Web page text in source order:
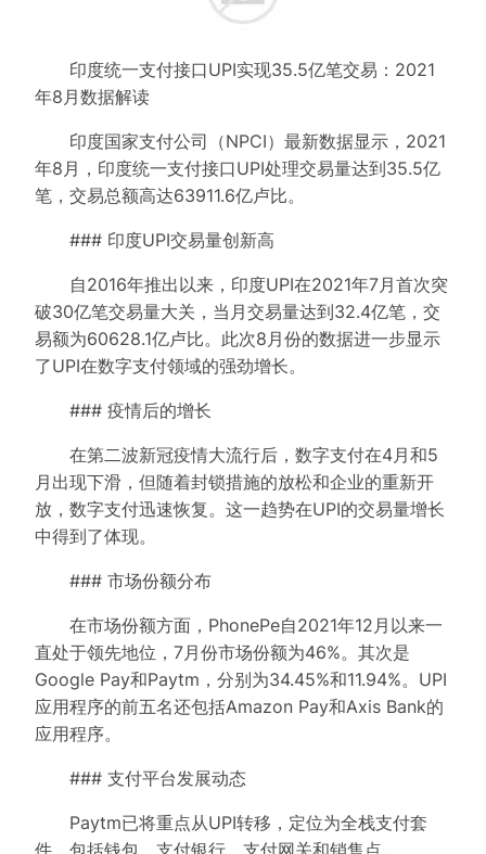
印度统一支付接口UPI实现35.5亿笔交易：2021
年8月数据解读
印度国家支付公司（NPCI）最新数据显示，2021
年8月，印度统一支付接口UPI处理交易量达到35.5亿
笔，交易总额高达63911.6亿卢比。
### 印度UPI交易量创新高
自2016年推出以来，印度UPI在2021年7月首次突
破30亿笔交易量大关，当月交易量达到32.4亿笔，交
易额为60628.1亿卢比。此次8月份的数据进一步显示
了UPI在数字支付领域的强劲增长。
### 疫情后的增长
在第二波新冠疫情大流行后，数字支付在4月和5
月出现下滑，但随着封锁措施的放松和企业的重新开
放，数字支付迅速恢复。这一趋势在UPI的交易量增长
中得到了体现。
### 市场份额分布
在市场份额方面，PhonePe自2021年12月以来一
直处于领先地位，7月份市场份额为46%。其次是
Google Pay和Paytm，分别为34.45%和11.94%。UPI
应用程序的前五名还包括Amazon Pay和Axis Bank的
应用程序。
### 支付平台发展动态
Paytm已将重点从UPI转移，定位为全栈支付套